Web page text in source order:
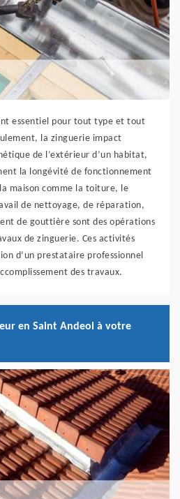
essentiel pour tout type et tout
la zinguerie impact
de l’extérieur d’un habitat,
la longévité de fonctionnement
maison comme la toiture, le
de nettoyage, de réparation,
de gouttière sont des opérations
de zinguerie. Ces activités
d’un prestataire professionnel
des travaux.
en Saint Andeol à votre